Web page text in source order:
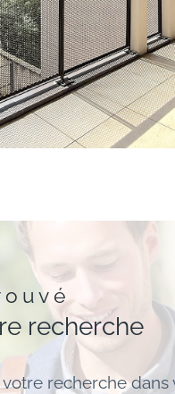
recherche
recherche dans